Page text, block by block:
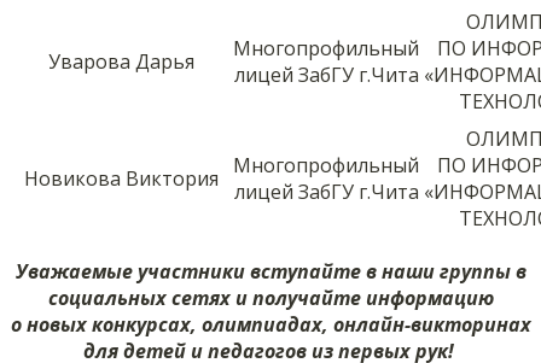
Уварова Дарья
Многопрофильный
лицей ЗабГУ г.Чита
ПО
Новикова Виктория
Многопрофильный
лицей ЗабГУ г.Чита
ПО
Уважаемые участники вступайте в наши группы в
социальных сетях и получайте информацию
о новых конкурсах, олимпиадах, онлайн-викторинах
для детей и педагогов из первых рук!